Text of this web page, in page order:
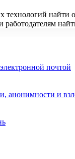
найти
работодателям
почтой
анонимности и